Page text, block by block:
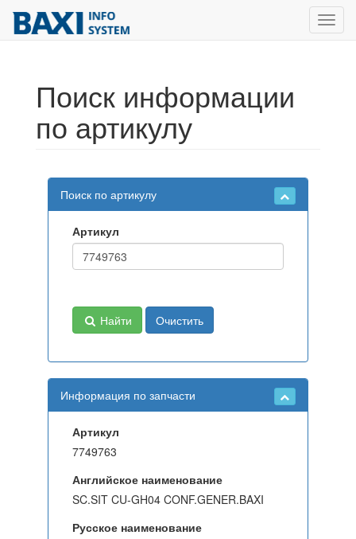
Поиск информации
по артикулу
Поиск по артикулу
Артикул
Найти Очистить
Информация по запчасти
Артикул
7749763
Английское наименование
SC.SIT CU-GH04 CONF.GENER.BAXI
Русское наименование